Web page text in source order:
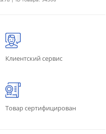
Клиентский сервис
Товар сертифицирован